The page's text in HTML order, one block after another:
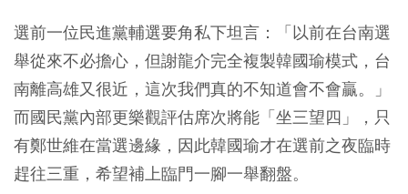
選前一位民進黨輔選要角私下坦言：「以前在台南選
舉從來不必擔心，但謝龍介完全複製韓國瑜模式，台
南離高雄又很近，這次我們真的不知道會不會贏。」
而國民黨內部更樂觀評估席次將能「坐三望四」，只
有鄭世維在當選邊緣，因此韓國瑜才在選前之夜臨時
趕往三重，希望補上臨門一腳一舉翻盤。